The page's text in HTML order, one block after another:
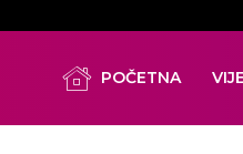
POČETNA